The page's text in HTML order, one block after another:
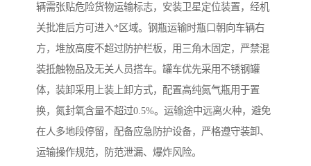
辆需张贴危险货物运输标志，安装卫星定位装置，经机
关批准后方可进入*区域。钢瓶运输时瓶口朝向车辆右
方，堆放高度不超过防护栏板，用三角木固定，严禁混
装抵触物品及无关人员搭车。罐车优先采用不锈钢罐
体，装卸采用上装上卸方式，配置高纯氮气瓶用于置
换，氮封氧含量不超过0.5%。运输途中远离火种，避免
在人多地段停留，配备应急防护设备，严格遵守装卸、
运输操作规范，防范泄漏、爆炸风险。